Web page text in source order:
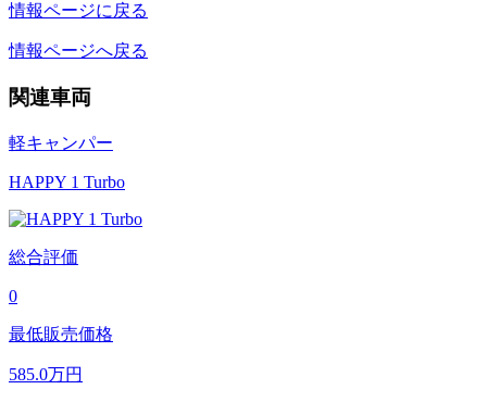
情報ページに戻る
情報ページへ戻る
関連車両
軽キャンパー
HAPPY 1 Turbo
総合評価
0
最低販売価格
585.0万円